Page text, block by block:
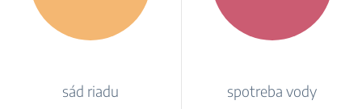
sád riadu spotreba vody